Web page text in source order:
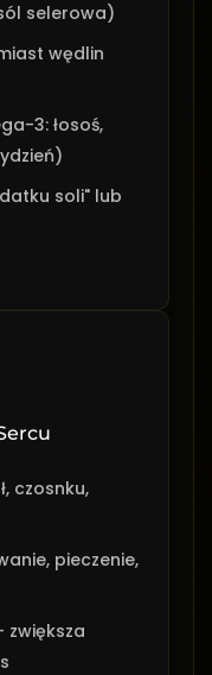
selerowa)
wędlin
3: łosoś,
soli" lub
czosnku,
pieczenie,
zwiększa